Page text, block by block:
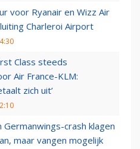
voor Ryanair en Wizz Air
Charleroi Airport
Class steeds
Air France-KLM:
zich uit’
Germanwings-crash klagen
maar vangen mogelijk